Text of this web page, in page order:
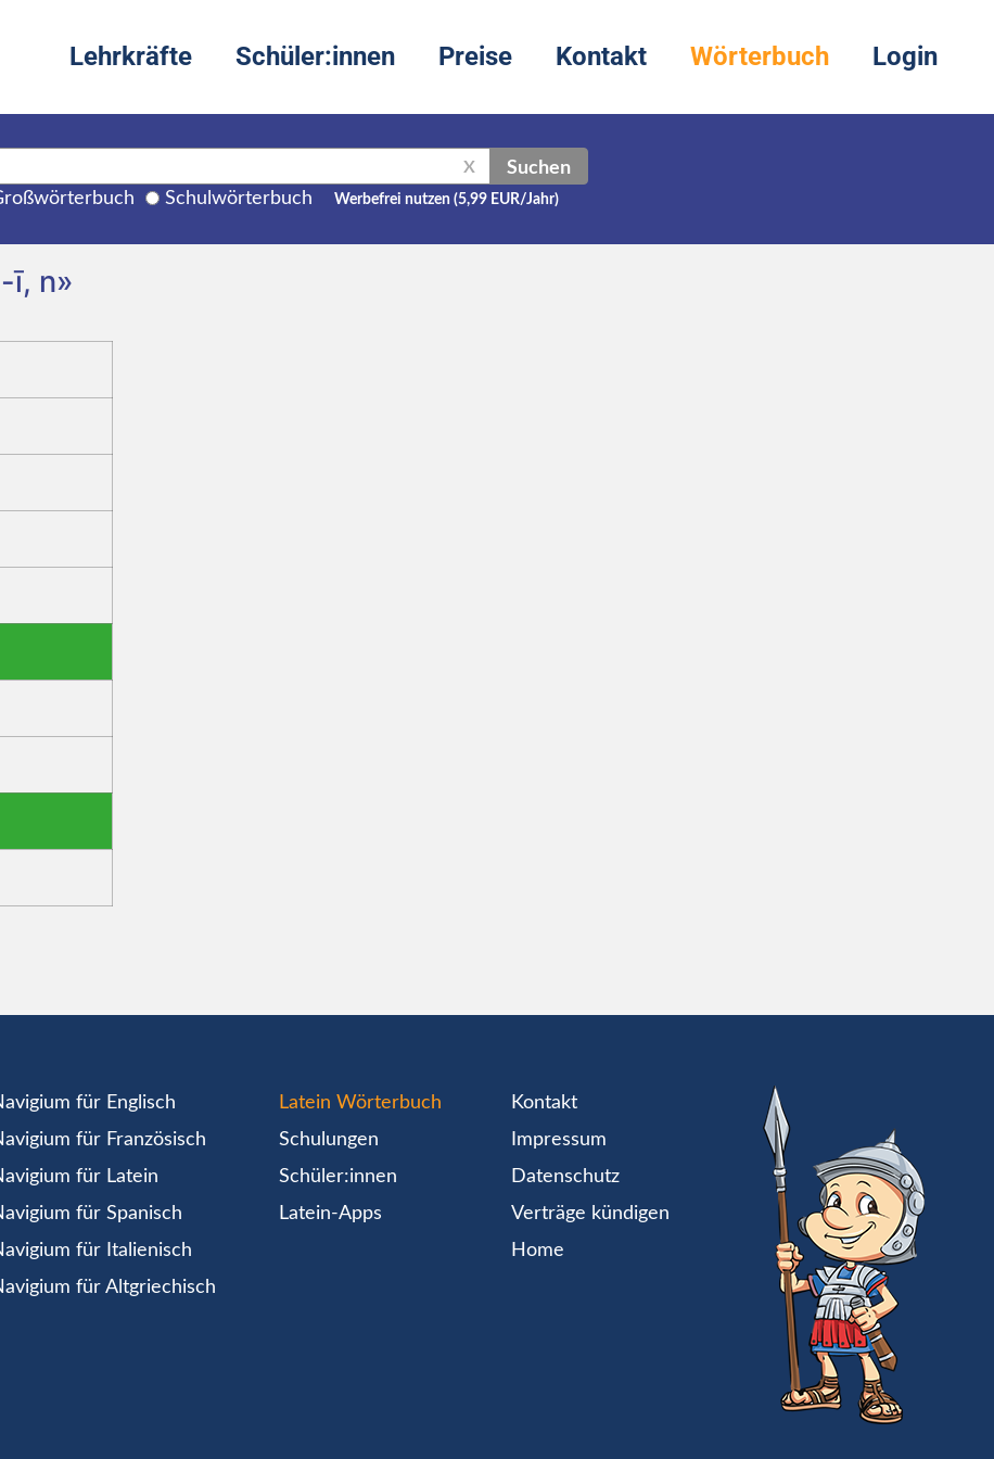
Lehrkräfte Schüler:innen Preise Kontakt Wörterbuch Login
X Suchen
Schulwörterbuch Werbefrei nutzen (5,99 EUR/Jahr)
ī, n»
für Englisch
für Französisch
für Latein
für Spanisch
für Italienisch
für Altgriechisch
Latein Wörterbuch
Schulungen
Schüler:innen
Latein-Apps
Kontakt
Impressum
Datenschutz
Verträge kündigen
Home